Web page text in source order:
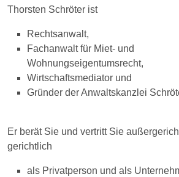
Thorsten Schröter ist
Rechtsanwalt,
Fachanwalt für Miet- und
Wohnungseigentumsrecht,
Wirtschaftsmediator und
Gründer der Anwaltskanzlei
Er berät Sie und vertritt Sie
gerichtlich
als Privatperson und als